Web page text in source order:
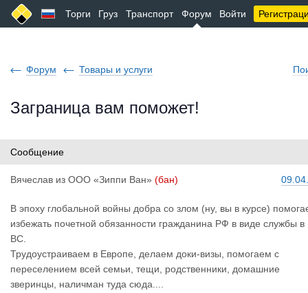
Торги Груз Транспорт Форум Войти
Форум Товары и услуги
Заграница вам поможет!
Сообщение
Вячеслав из ООО «Зиппи Ван» (бан)
В эпоху глобальной войны добра со злом (ну, вы в курсе)
избежать почетной обязанности гражданина РФ в виде службы в
ВС.
Трудоустраиваем в Европе, делаем доки-визы, помогаем с
переселением всей семьи, тещи, родственники, домашние
зверинцы, наличман туда сюда....